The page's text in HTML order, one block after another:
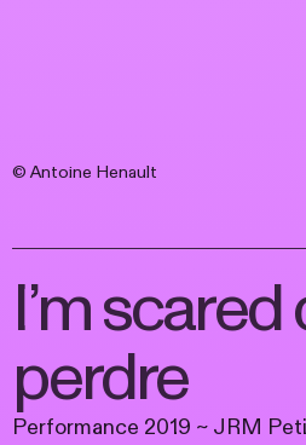
© Antoine Henault
I’m
perdre
Performance 2019 ~ JRM